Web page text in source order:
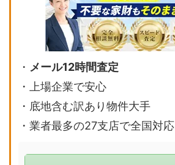
・ メール12時間査定
・上場企業で安心
・底地含む訳あり物件大手
・業者最多の27支店で全国対応